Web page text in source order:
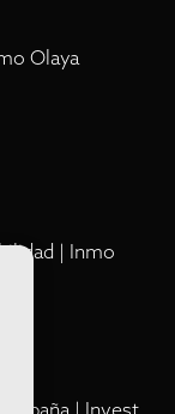
Olaya
| Inmo